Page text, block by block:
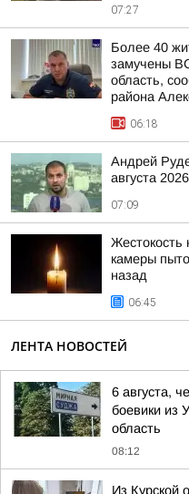
07:27
Более 40
замучены
область,
района
06:18
Андрей
августа
07:09
Жестокость
камеры
назад
06:45
ЛЕНТА НОВОСТЕЙ
6 августа,
боевики из
область
08:12
Из Курской